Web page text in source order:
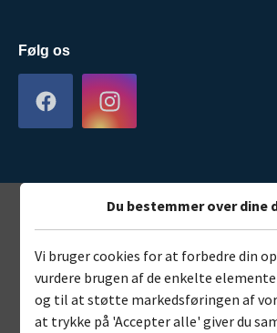
Følg os
Du bestemmer over dine
Vi bruger cookies for at forbedre din
vurdere brugen af de enkelte
og til at støtte markedsføringen af
at trykke på 'Accepter alle' giver du